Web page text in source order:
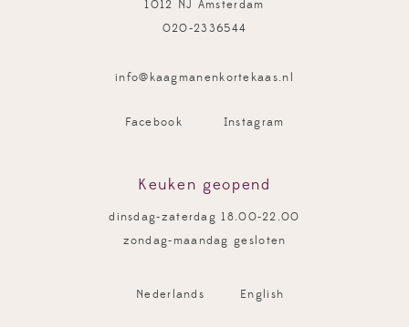
1012 NJ Amsterdam
020-2336544
info@kaagmanenkortekaas.nl
Facebook Instagram
Keuken geopend
dinsdag-zaterdag 18.00-22.00
zondag-maandag gesloten
Nederlands English